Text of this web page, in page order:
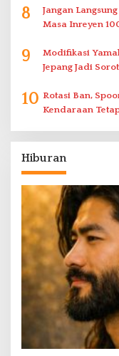
8
Jangan
Masa Inreyen
9
Modifikasi
Jepang Jadi
10 Rotasi Ban,
Kendaraan
Hiburan